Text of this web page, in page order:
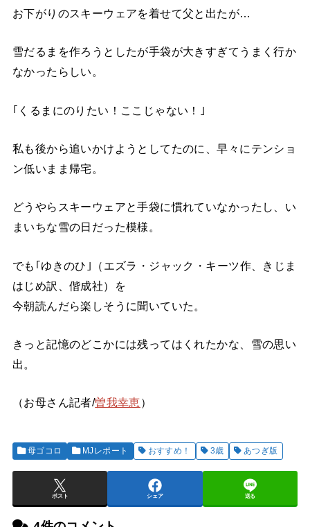
お下がりのスキーウェアを着せて父と出たが…
雪だるまを作ろうとしたが手袋が大きすぎてうまく行か
なかったらしい。
｢くるまにのりたい！ここじゃない！｣
私も後から追いかけようとしてたのに、早々にテンショ
ン低いまま帰宅。
どうやらスキーウェアと手袋に慣れていなかったし、い
まいちな雪の日だった模様。
でも｢ゆきのひ｣（エズラ・ジャック・キーツ作、きじま
はじめ訳、偕成社）を
今朝読んだら楽しそうに聞いていた。
きっと記憶のどこかには残ってはくれたかな、雪の思い
出。
（お母さん記者/曽我幸恵）
母ゴコロ MJレポート おすすめ！ 3歳 あつぎ版
ポスト シェア 送る